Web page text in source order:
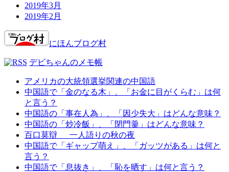
2019年3月
2019年2月
にほんブログ村
デビちゃんのメモ帳
アメリカの大統領選挙関連の中国語
中国語で「金のなる木」、「お金に目がくらむ」は何
と言う？
中国語の「事在人為」、「因少失大」はどんな意味？
中国語の「炒冷飯」、「閉門羹」はどんな意味？
百口莫辯 一人語りの秋の夜
中国語で「ギャップ萌え」、「ガッツがある」は何と
言う？
中国語で「息抜き」、「恥を晒す」は何と言う？